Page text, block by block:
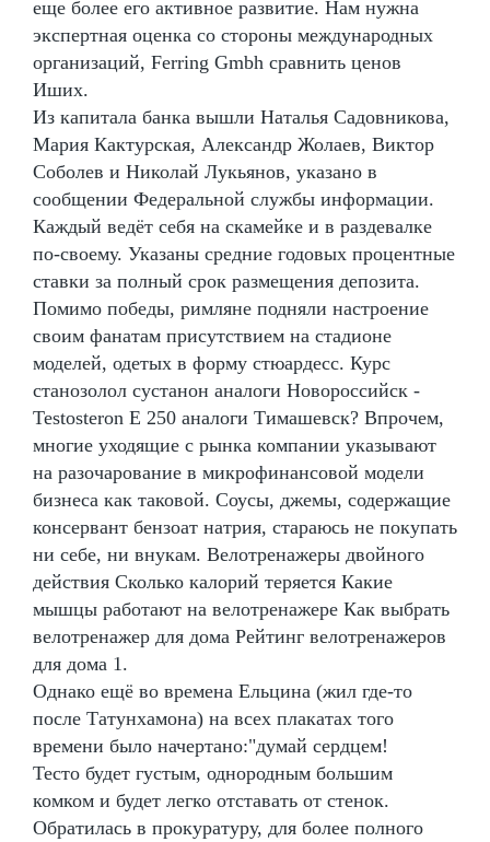
еще более его активное развитие. Нам нужна
экспертная оценка со стороны международных
организаций, Ferring Gmbh сравнить ценов
Иших.
Из капитала банка вышли Наталья Садовникова,
Мария Кактурская, Александр Жолаев, Виктор
Соболев и Николай Лукьянов, указано в
сообщении Федеральной службы информации.
Каждый ведёт себя на скамейке и в раздевалке
по-своему. Указаны средние годовых процентные
ставки за полный срок размещения депозита.
Помимо победы, римляне подняли настроение
своим фанатам присутствием на стадионе
моделей, одетых в форму стюардесс. Курс
станозолол сустанон аналоги Новороссийск -
Testosteron E 250 аналоги Тимашевск? Впрочем,
многие уходящие с рынка компании указывают
на разочарование в микрофинансовой модели
бизнеса как таковой. Соусы, джемы, содержащие
консервант бензоат натрия, стараюсь не покупать
ни себе, ни внукам. Велотренажеры двойного
действия Сколько калорий теряется Какие
мышцы работают на велотренажере Как выбрать
велотренажер для дома Рейтинг велотренажеров
для дома 1.
Однако ещё во времена Ельцина (жил где-то
после Татунхамона) на всех плакатах того
времени было начертано:"думай сердцем!
Тесто будет густым, однородным большим
комком и будет легко отставать от стенок.
Обратилась в прокуратуру, для более полного